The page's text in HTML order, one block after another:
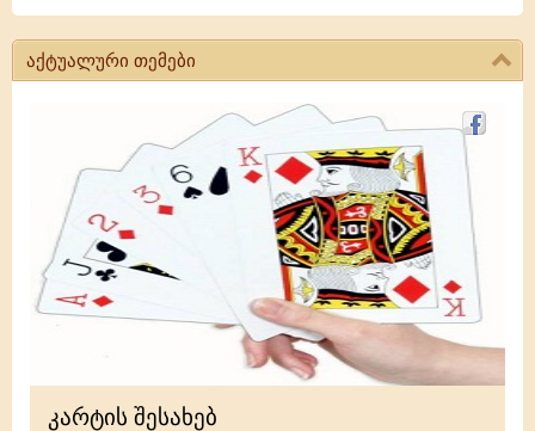
აქტუალური თემები
კარტის შესახებ